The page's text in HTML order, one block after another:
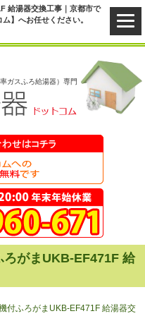
給湯器交換工事｜京都市で
】へお任せください。
ガスふろ給湯器）専門
がまUKB-EF471F 給
付ふろがまUKB-EF471F 給湯器交